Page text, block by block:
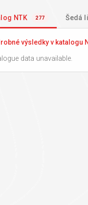
NTK 277 Šedá
výsledky v katalogu
data unavailable.